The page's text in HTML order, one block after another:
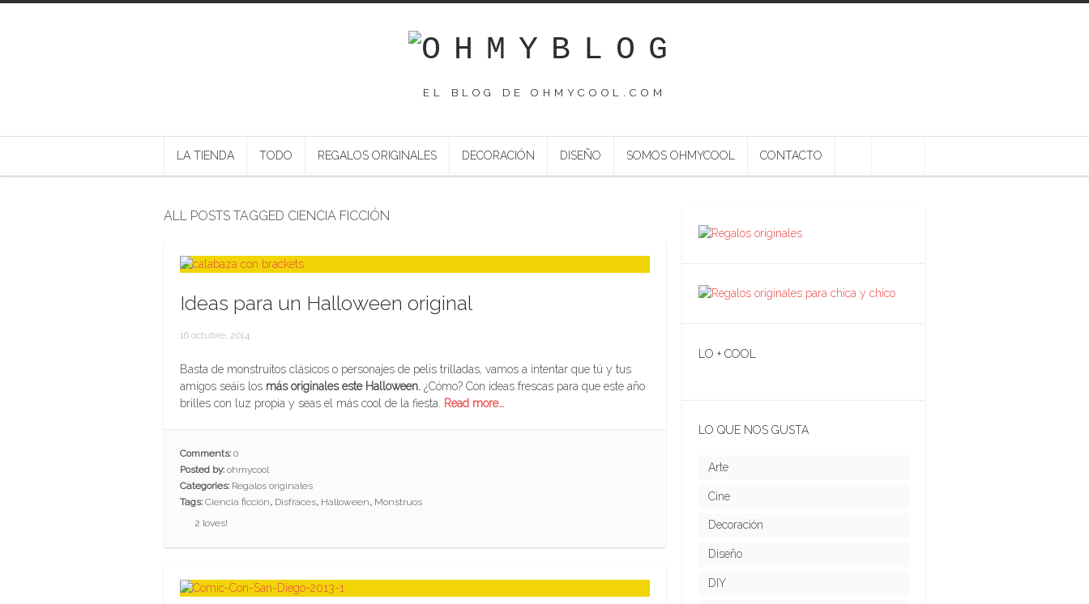
EL BLOG DE OHMYCOOL.COM
LA TIENDA TODO REGALOS ORIGINALES DECORACIÓN DISEÑO SOMOS OHMYCOOL CONTACTO
ALL POSTS TAGGED CIENCIA FICCIÓN
Ideas para un Halloween original
16 octubre, 2014
Basta de monstruitos clásicos o personajes de pelis trilladas, vamos a intentar que tú y tus
amigos seáis los más originales este Halloween. ¿Cómo? Con ideas frescas para que este año
brilles con luz propia y seas el más cool de la fiesta. Read more…
Comments: 0
Posted by: ohmycool
Categories: Regalos originales
Tags: Ciencia ficción, Disfraces, Halloween, Monstruos
2 loves!
LO + COOL
LO QUE NOS GUSTA
Arte
Cine
Decoración
Diseño
DIY